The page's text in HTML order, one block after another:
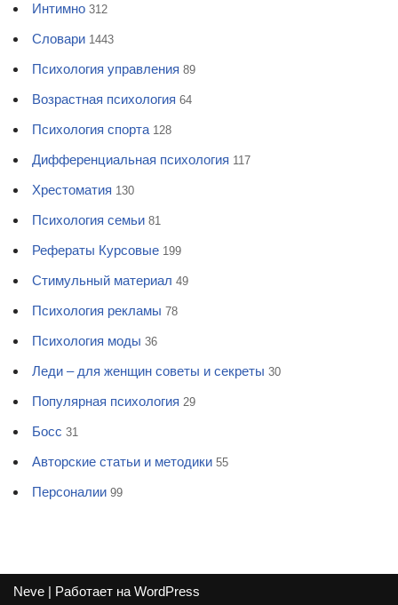
Интимно 312
Словари 1443
Психология управления 89
Возрастная психология 64
Психология спорта 128
Дифференциальная психология 117
Хрестоматия 130
Психология семьи 81
Рефераты Курсовые 199
Стимульный материал 49
Психология рекламы 78
Психология моды 36
Леди – для женщин советы и секреты 30
Популярная психология 29
Босс 31
Авторские статьи и методики 55
Персоналии 99
Neve | Работает на WordPress